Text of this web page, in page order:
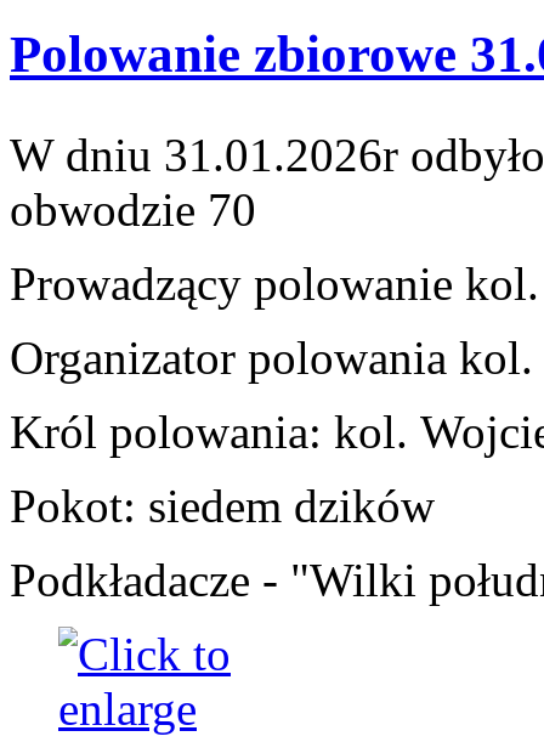
Polowanie zbiorowe
W dniu 31.01.2026r
obwodzie 70
Prowadzący polowanie
Organizator polowania kol.
Król polowania: kol.
Pokot: siedem dzików
Podkładacze - "Wilki